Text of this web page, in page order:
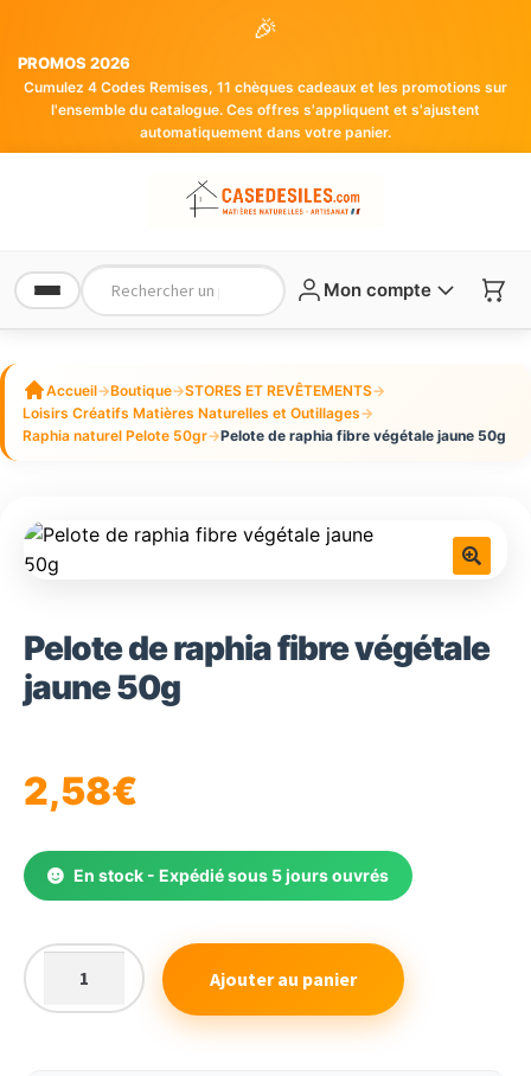
🎉
PROMOS 2026
Cumulez 4 Codes Remises, 11 chèques cadeaux et les promotions sur
l'ensemble du catalogue. Ces offres s'appliquent et s'ajustent
automatiquement dans votre panier.
Mon compte
Accueil→Boutique→STORES ET REVÊTEMENTS→
Loisirs Créatifs Matières Naturelles et Outillages→
Raphia naturel Pelote 50gr→Pelote de raphia fibre végétale jaune 50g
Pelote de raphia fibre végétale
jaune 50g
2,58€
En stock - Expédié sous 5 jours ouvrés
quantité
de
Ajouter au panier